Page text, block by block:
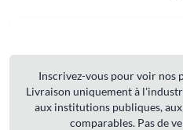
Inscrivez-vous pour voir nos
Livraison uniquement à
aux institutions publiques,
comparables. Pas de